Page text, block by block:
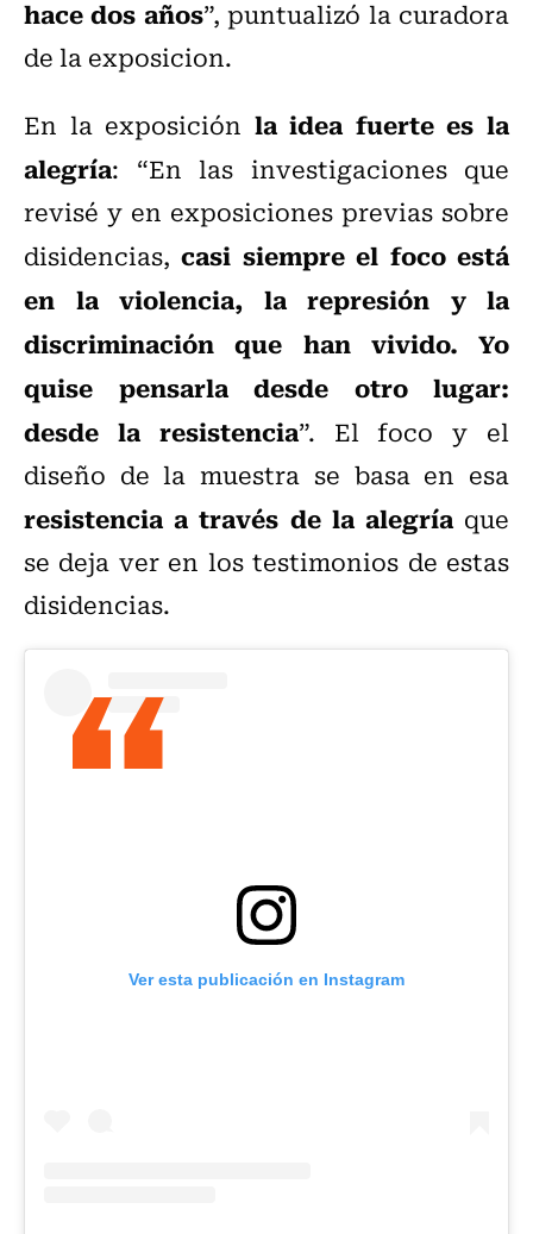
hace dos años”, puntualizó la curadora
de la exposicion.
En la exposición la idea fuerte es la
alegría: “En las investigaciones que
revisé y en exposiciones previas sobre
disidencias,casi siempre el foco está
en la violencia, la represión y la
discriminación que han vivido. Yo
quise pensarla desde otro lugar:
desde la resistencia”. El foco y el
diseño de la muestra se basa en esa
resistencia a través de la alegríaque
se deja ver en los testimonios de estas
disidencias.
Ver esta publicación en Instagram